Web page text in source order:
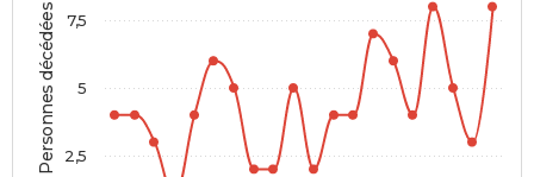
Personnes décédées 2,5
5
7,5